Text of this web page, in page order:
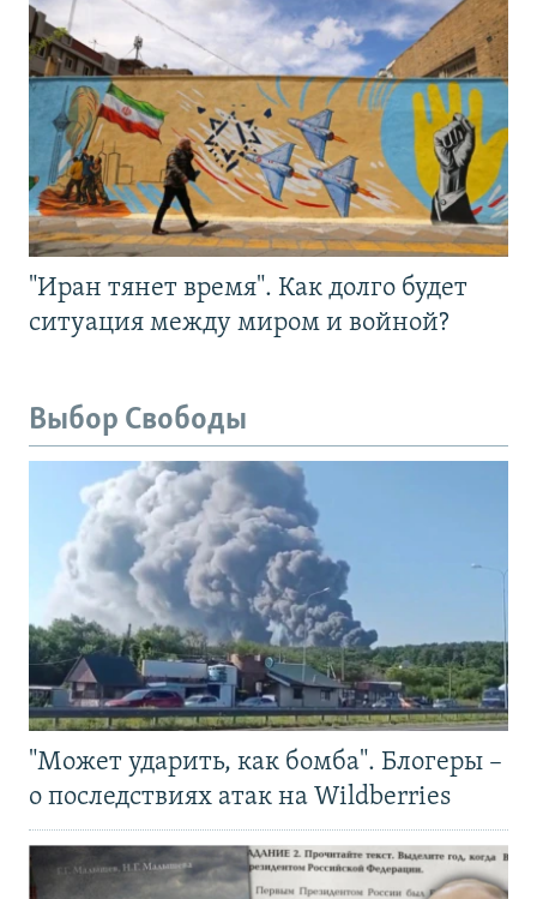
"Иран тянет время". Как долго будет
ситуация между миром и войной?
Выбор Свободы
"Может ударить, как бомба". Блогеры –
о последствиях атак на Wildberries